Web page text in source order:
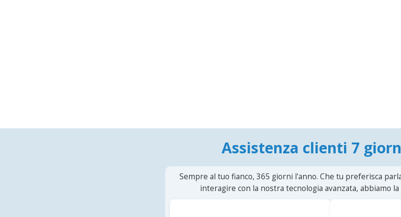
Assistenza clienti 7
Sempre al tuo fianco, 365 giorni l'anno. Che tu preferisca
interagire con la nostra tecnologia avanzata, abbiamo